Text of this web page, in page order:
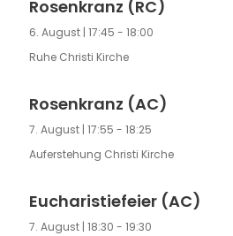
Rosenkranz (RC)
6. August | 17:45 - 18:00
Ruhe Christi Kirche
Rosenkranz (AC)
7. August | 17:55 - 18:25
Auferstehung Christi Kirche
Eucharistiefeier (AC)
7. August | 18:30 - 19:30